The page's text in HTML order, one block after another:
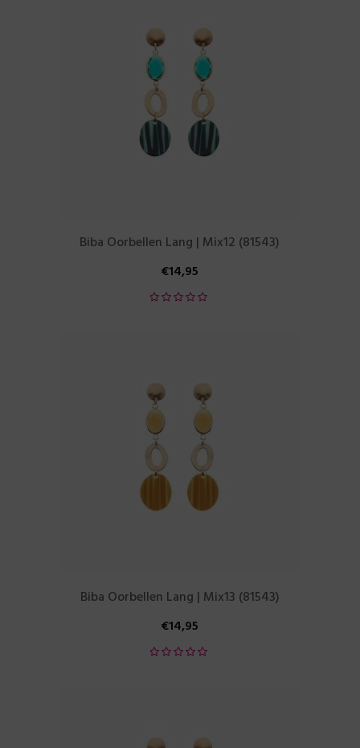
Biba Oorbellen Lang | Mix12 (81543)
€14,95
Biba Oorbellen Lang | Mix13 (81543)
€14,95